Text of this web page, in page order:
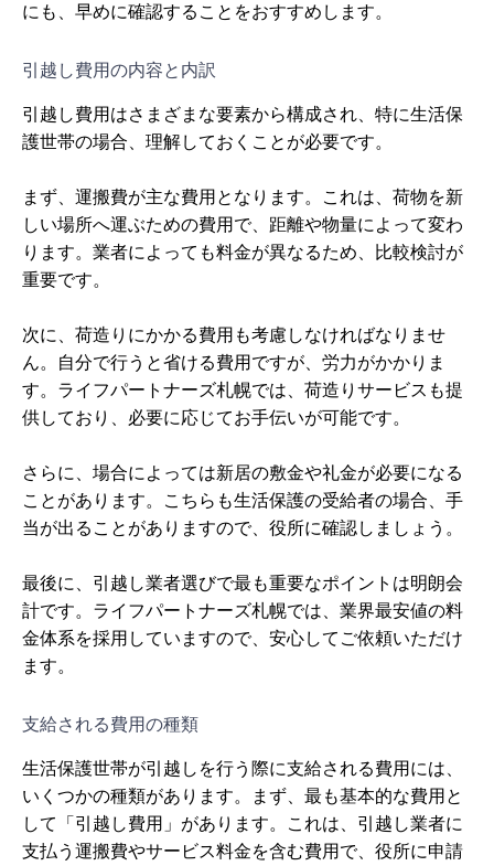
にも、早めに確認することをおすすめします。
引越し費用の内容と内訳
引越し費用はさまざまな要素から構成され、特に生活保
護世帯の場合、理解しておくことが必要です。
まず、運搬費が主な費用となります。これは、荷物を新
しい場所へ運ぶための費用で、距離や物量によって変わ
ります。業者によっても料金が異なるため、比較検討が
重要です。
次に、荷造りにかかる費用も考慮しなければなりませ
ん。自分で行うと省ける費用ですが、労力がかかりま
す。ライフパートナーズ札幌では、荷造りサービスも提
供しており、必要に応じてお手伝いが可能です。
さらに、場合によっては新居の敷金や礼金が必要になる
ことがあります。こちらも生活保護の受給者の場合、手
当が出ることがありますので、役所に確認しましょう。
最後に、引越し業者選びで最も重要なポイントは明朗会
計です。ライフパートナーズ札幌では、業界最安値の料
金体系を採用していますので、安心してご依頼いただけ
ます。
支給される費用の種類
生活保護世帯が引越しを行う際に支給される費用には、
いくつかの種類があります。まず、最も基本的な費用と
して「引越し費用」があります。これは、引越し業者に
支払う運搬費やサービス料金を含む費用で、役所に申請